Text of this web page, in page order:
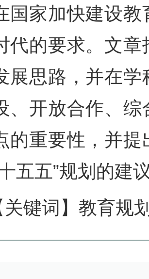
国家加快建设
代的要求。文
展思路，并在
、开放合作、
的重要性，并
五五”规划的建
关键词】教育规